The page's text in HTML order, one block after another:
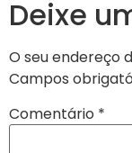
Deixe
O seu endereço
Campos
Comentário *